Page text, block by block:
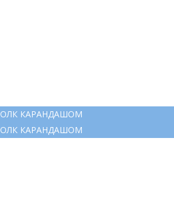
КАРАНДАШОМ
КАРАНДАШОМ